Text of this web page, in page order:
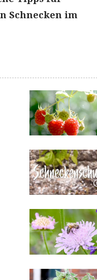
Schnecken im